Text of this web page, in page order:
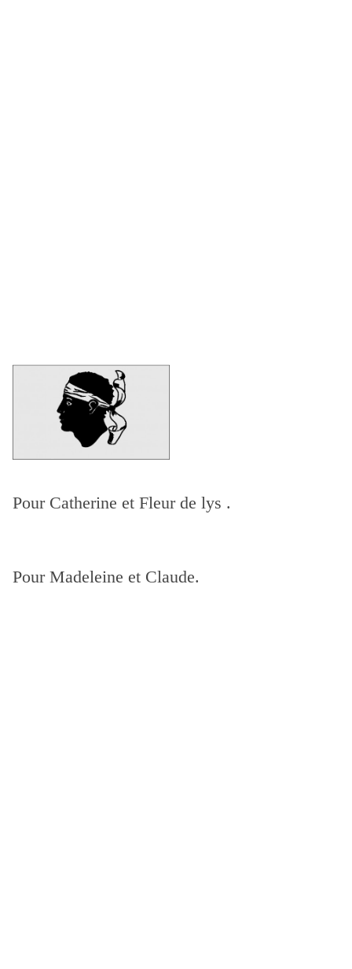
Pour Catherine et Fleur de lys .
Pour Madeleine et Claude.